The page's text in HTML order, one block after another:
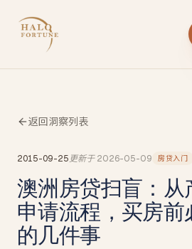
返回洞察列表
2015-09-25更新于 2026-05-09 房贷入门
澳洲房贷扫盲：从
申请流程，买房前
的几件事